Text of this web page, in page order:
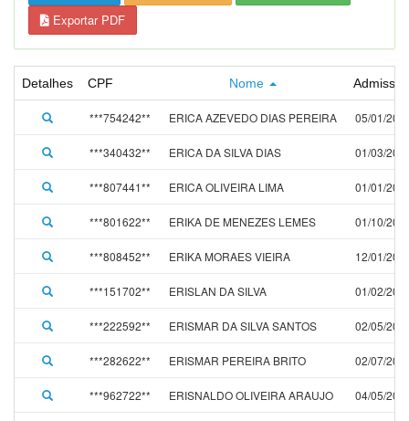
Exportar PDF
Detalhes CPF Nome Admissão
***754242** ERICA AZEVEDO DIAS PEREIRA 05/01/
***340432** ERICA DA SILVA DIAS 01/03/
***807441** ERICA OLIVEIRA LIMA 01/01/
***801622** ERIKA DE MENEZES LEMES 01/10/
***808452** ERIKA MORAES VIEIRA 12/01/
***151702** ERISLAN DA SILVA 01/02/
***222592** ERISMAR DA SILVA SANTOS 02/05/
***282622** ERISMAR PEREIRA BRITO 02/07/
***962722** ERISNALDO OLIVEIRA ARAUJO 04/05/